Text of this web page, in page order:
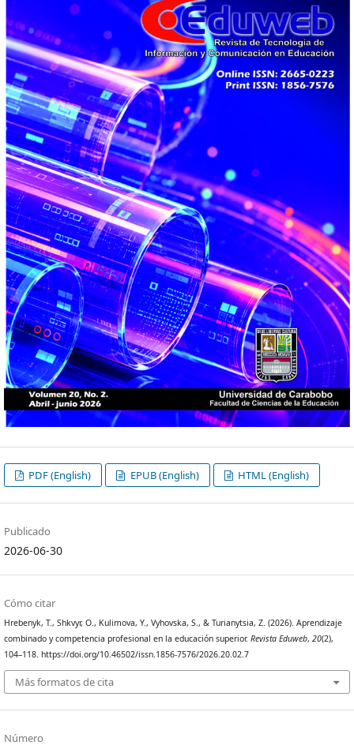
PDF (English) EPUB (English) HTML (English)
Publicado
2026-06-30
Cómo citar
Hrebenyk, T., Shkvyr, O., Kulimova, Y., Vyhovska, S., & Turianytsia, Z. (2026). Aprendizaje
combinado y competencia profesional en la educación superior.Revista Eduweb,20(2),
104–118. https://doi.org/10.46502/issn.1856-7576/2026.20.02.7
Más formatos de cita
Número